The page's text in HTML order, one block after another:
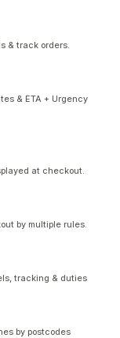
& track orders.
& ETA + Urgency
at checkout.
by multiple rules.
tracking & duties
by postcodes